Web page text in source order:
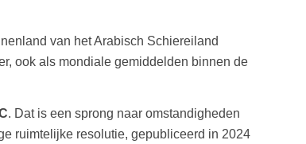
van het Arabisch Schiereiland
ook als mondiale gemiddelden binnen de
. Dat is een sprong naar omstandigheden
ruimtelijke resolutie, gepubliceerd in 2024